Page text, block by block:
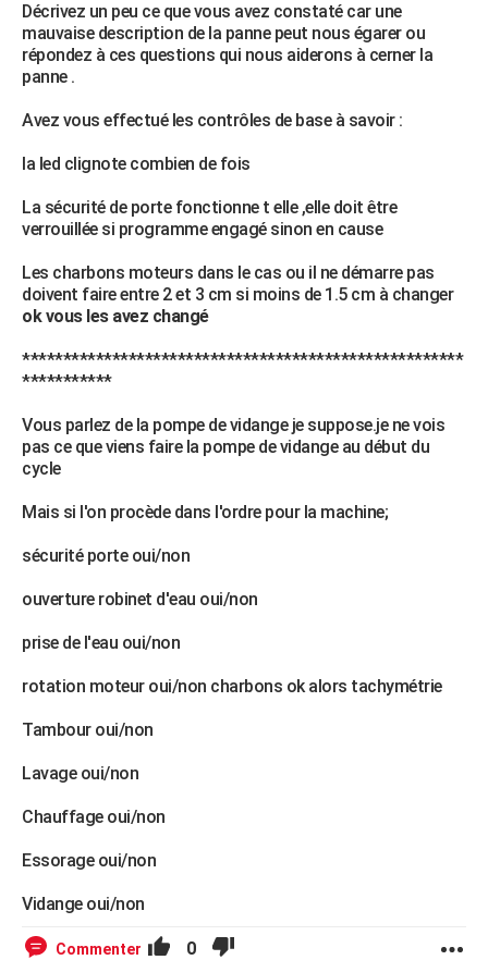
Décrivez un peu ce que vous avez constaté car une
mauvaise description de la panne peut nous égarer ou
répondez à ces questions qui nous aiderons à cerner la
panne .
Avez vous effectué les contrôles de base à savoir :
la led clignote combien de fois
La sécurité de porte fonctionne t elle ,elle doit être
verrouillée si programme engagé sinon en cause
Les charbons moteurs dans le cas ou il ne démarre pas
doivent faire entre 2 et 3 cm si moins de 1.5 cm à changer
ok vous les avez changé
******************************************************
***********
Vous parlez de la pompe de vidange je suppose.je ne vois
pas ce que viens faire la pompe de vidange au début du
cycle
Mais si l'on procède dans l'ordre pour la machine;
sécurité porte oui/non
ouverture robinet d'eau oui/non
prise de l'eau oui/non
rotation moteur oui/non charbons ok alors tachymétrie
Tambour oui/non
Lavage oui/non
Chauffage oui/non
Essorage oui/non
Vidange oui/non
Commenter 0